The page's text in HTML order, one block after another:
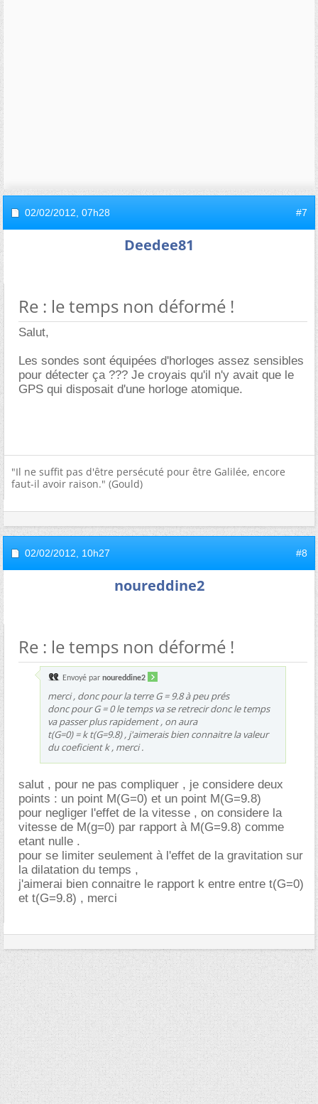
02/02/2012, 07h28 #7
Deedee81
Re : le temps non déformé !
Salut,
Les sondes sont équipées d'horloges assez sensibles
pour détecter ça ??? Je croyais qu'il n'y avait que le
GPS qui disposait d'une horloge atomique.
"Il ne suffit pas d'être persécuté pour être Galilée, encore
faut-il avoir raison." (Gould)
02/02/2012, 10h27 #8
noureddine2
Re : le temps non déformé !
Envoyé par noureddine2
merci , donc pour la terre G = 9.8 à peu prés
donc pour G = 0 le temps va se retrecir donc le temps
va passer plus rapidement , on aura
t(G=0) = k t(G=9.8) , j'aimerais bien connaitre la valeur
du coeficient k , merci .
salut , pour ne pas compliquer , je considere deux
points : un point M(G=0) et un point M(G=9.8)
pour negliger l'effet de la vitesse , on considere la
vitesse de M(g=0) par rapport à M(G=9.8) comme
etant nulle .
pour se limiter seulement à l'effet de la gravitation sur
la dilatation du temps ,
j'aimerai bien connaitre le rapport k entre entre t(G=0)
et t(G=9.8) , merci